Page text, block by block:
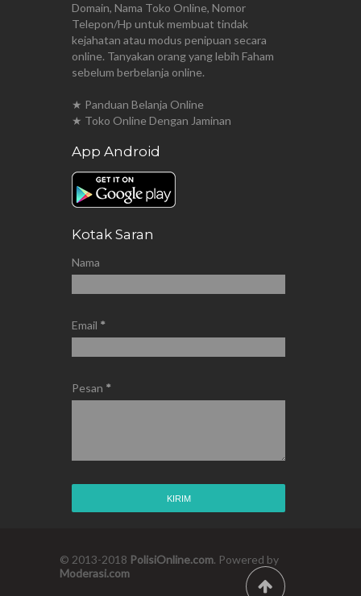
Domain, Nama Toko Online, Nomor
Telepon/Hp untuk membuat tindak
kejahatan atau modus penipuan secara
online. Tanyakan orang yang lebih Faham
sebelum berbelanja online.
★ Panduan Belanja Online
★ Toko Online Dengan Jaminan
App Android
Kotak Saran
Nama
Email *
Pesan *
© 2013-2018 PolisiOnline.com. Powered by
Moderasi.com